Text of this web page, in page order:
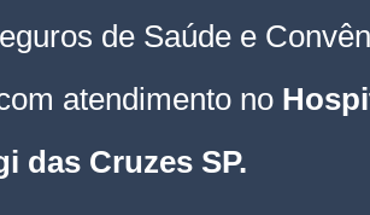
de Saúde e
atendimento no
das Cruzes SP.